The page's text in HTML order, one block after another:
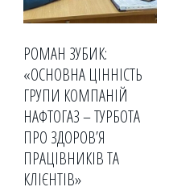
РОМАН ЗУБИК:
«ОСНОВНА ЦІННІСТЬ
ГРУПИ КОМПАНІЙ
НАФТОГАЗ – ТУРБОТА
ПРО ЗДОРОВ’Я
ПРАЦІВНИКІВ ТА
КЛІЄНТІВ»